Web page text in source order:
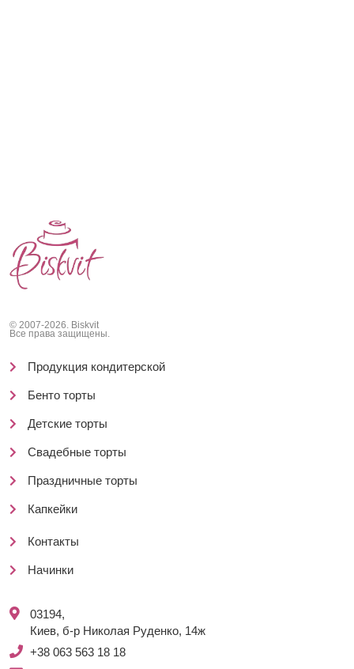
© 2007-2026. Biskvit
Все права защищены.
Продукция кондитерской
Бенто торты
Детские торты
Свадебные торты
Праздничные торты
Капкейки
Контакты
Начинки
03194,
Киев, б-р Николая Руденко, 14ж
+38 063 563 18 18